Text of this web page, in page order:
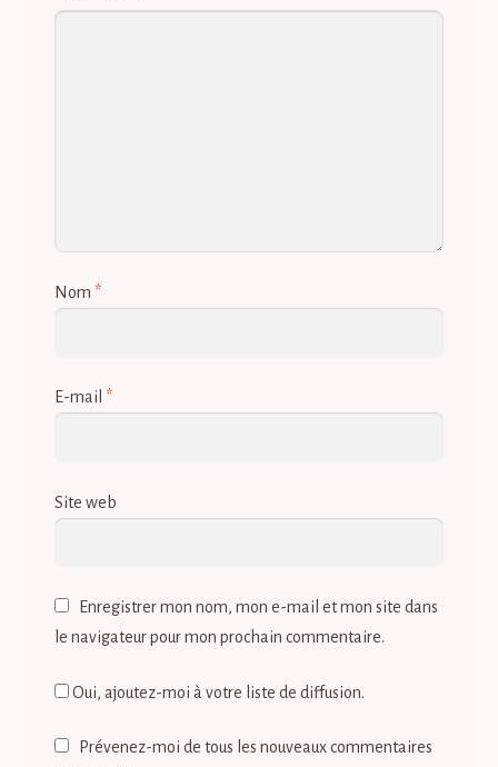
Nom *
E-mail *
Site web
Enregistrer mon nom, mon e-mail et mon site dans
le navigateur pour mon prochain commentaire.
Oui, ajoutez-moi à votre liste de diffusion.
Prévenez-moi de tous les nouveaux commentaires